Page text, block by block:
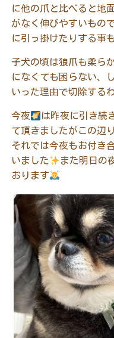
に他の爪と比べると地
がなく伸びやすいもの
に引っ掛けたりする事
子犬の頃は狼爪も柔ら
になくても困らない、
いった理由で切除する
今夜
は昨夜に引き続
て頂きましたがこの辺
それでは今夜もお付き
いました
また明日の
おります